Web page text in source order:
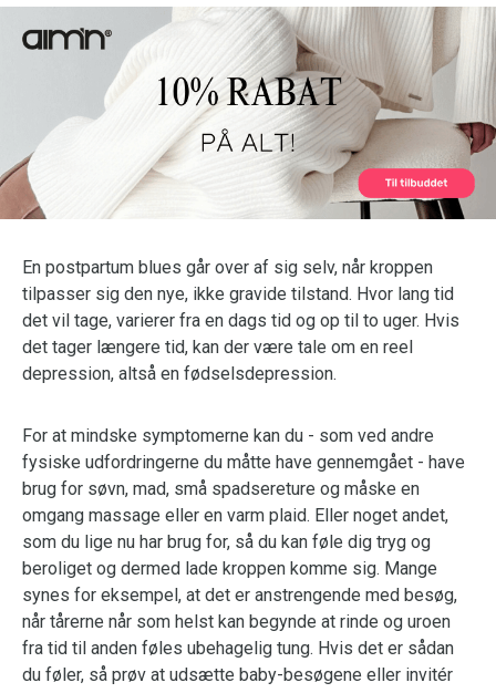
En postpartum blues går over af sig selv, når kroppen
tilpasser sig den nye, ikke gravide tilstand. Hvor lang tid
det vil tage, varierer fra en dags tid og op til to uger. Hvis
det tager længere tid, kan der være tale om en reel
depression, altså en fødselsdepression.
For at mindske symptomerne kan du - som ved andre
fysiske udfordringerne du måtte have gennemgået - have
brug for søvn, mad, små spadsereture og måske en
omgang massage eller en varm plaid. Eller noget andet,
som du lige nu har brug for, så du kan føle dig tryg og
beroliget og dermed lade kroppen komme sig. Mange
synes for eksempel, at det er anstrengende med besøg,
når tårerne når som helst kan begynde at rinde og uroen
fra tid til anden føles ubehagelig tung. Hvis det er sådan
du føler, så prøv at udsætte baby-besøgene eller invitér